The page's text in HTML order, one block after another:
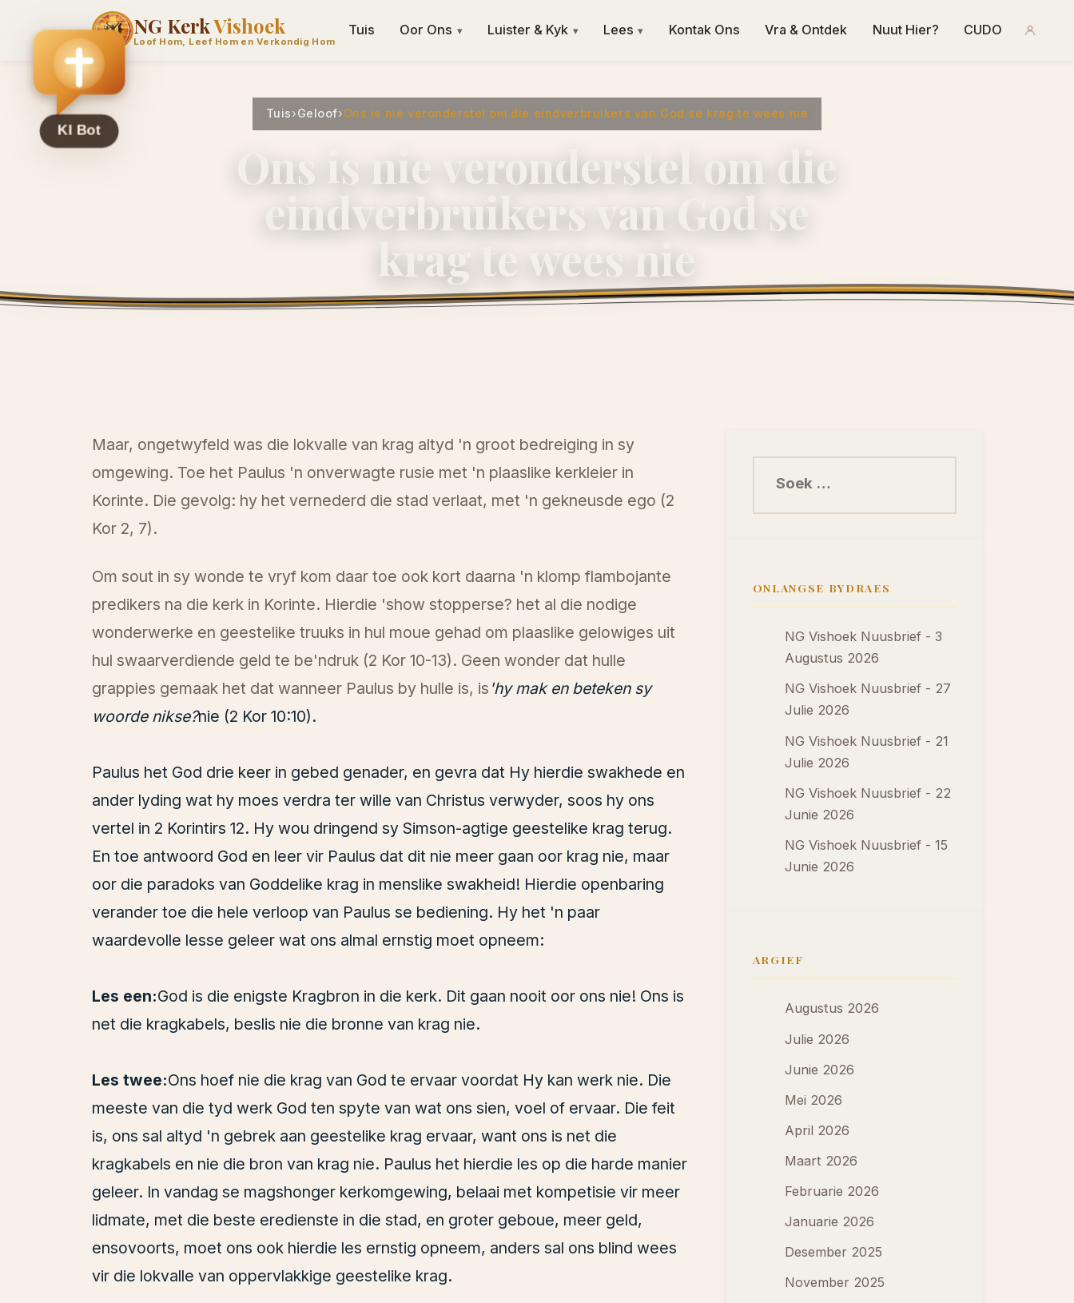
NG KerkVishoek
Loof Hom, Leef Hom en Verkondig Hom
Tuis Oor Ons ▾ Luister & Kyk ▾ Lees ▾ Kontak Ons Vra & Ontdek Nuut Hier? CUDO
Tuis›Geloof›Ons is nie veronderstel om die eindverbruikers van God se krag te wees nie
Ons is nie veronderstel om die
eindverbruikers van God se
krag te wees nie
2 April 2016·ngvishoek
Maar, ongetwyfeld was die lokvalle van krag altyd 'n groot bedreiging in sy
omgewing. Toe het Paulus 'n onverwagte rusie met 'n plaaslike kerkleier in
Korinte. Die gevolg: hy het vernederd die stad verlaat, met 'n gekneusde ego (2
Kor 2, 7).
Om sout in sy wonde te vryf kom daar toe ook kort daarna 'n klomp flambojante
predikers na die kerk in Korinte. Hierdie 'show stopperse? het al die nodige
wonderwerke en geestelike truuks in hul moue gehad om plaaslike gelowiges uit
hul swaarverdiende geld te be'ndruk (2 Kor 10-13). Geen wonder dat hulle
grappies gemaak het dat wanneer Paulus by hulle is, is 'hy mak en beteken sy
woorde nikse?nie (2 Kor 10:10).
Paulus het God drie keer in gebed genader, en gevra dat Hy hierdie swakhede en
ander lyding wat hy moes verdra ter wille van Christus verwyder, soos hy ons
vertel in 2 Korintirs 12. Hy wou dringend sy Simson-agtige geestelike krag terug.
En toe antwoord God en leer vir Paulus dat dit nie meer gaan oor krag nie, maar
oor die paradoks van Goddelike krag in menslike swakheid! Hierdie openbaring
verander toe die hele verloop van Paulus se bediening. Hy het 'n paar
waardevolle lesse geleer wat ons almal ernstig moet opneem:
Les een:God is die enigste Kragbron in die kerk. Dit gaan nooit oor ons nie! Ons is
net die kragkabels, beslis nie die bronne van krag nie.
Les twee:Ons hoef nie die krag van God te ervaar voordat Hy kan werk nie. Die
meeste van die tyd werk God ten spyte van wat ons sien, voel of ervaar. Die feit
is, ons sal altyd 'n gebrek aan geestelike krag ervaar, want ons is net die
kragkabels en nie die bron van krag nie. Paulus het hierdie les op die harde manier
geleer. In vandag se magshonger kerkomgewing, belaai met kompetisie vir meer
lidmate, met die beste eredienste in die stad, en groter geboue, meer geld,
ensovoorts, moet ons ook hierdie les ernstig opneem, anders sal ons blind wees
vir die lokvalle van oppervlakkige geestelike krag.
ONLANGSE BYDRAES
NG Vishoek Nuusbrief - 3
Augustus 2026
NG Vishoek Nuusbrief - 27
Julie 2026
NG Vishoek Nuusbrief - 21
Julie 2026
NG Vishoek Nuusbrief - 22
Junie 2026
NG Vishoek Nuusbrief - 15
Junie 2026
ARGIEF
Augustus 2026
Julie 2026
Junie 2026
Mei 2026
April 2026
Maart 2026
Februarie 2026
Januarie 2026
Desember 2025
November 2025